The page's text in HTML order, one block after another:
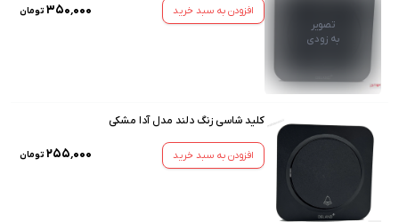
تصویر
به زودی
افزودن به سبد خرید ۳۵۰٬۰۰۰ تومان
کلید شاسی زنگ دلند مدل آدا مشکی
افزودن به سبد خرید ۲۵۵٬۰۰۰ تومان